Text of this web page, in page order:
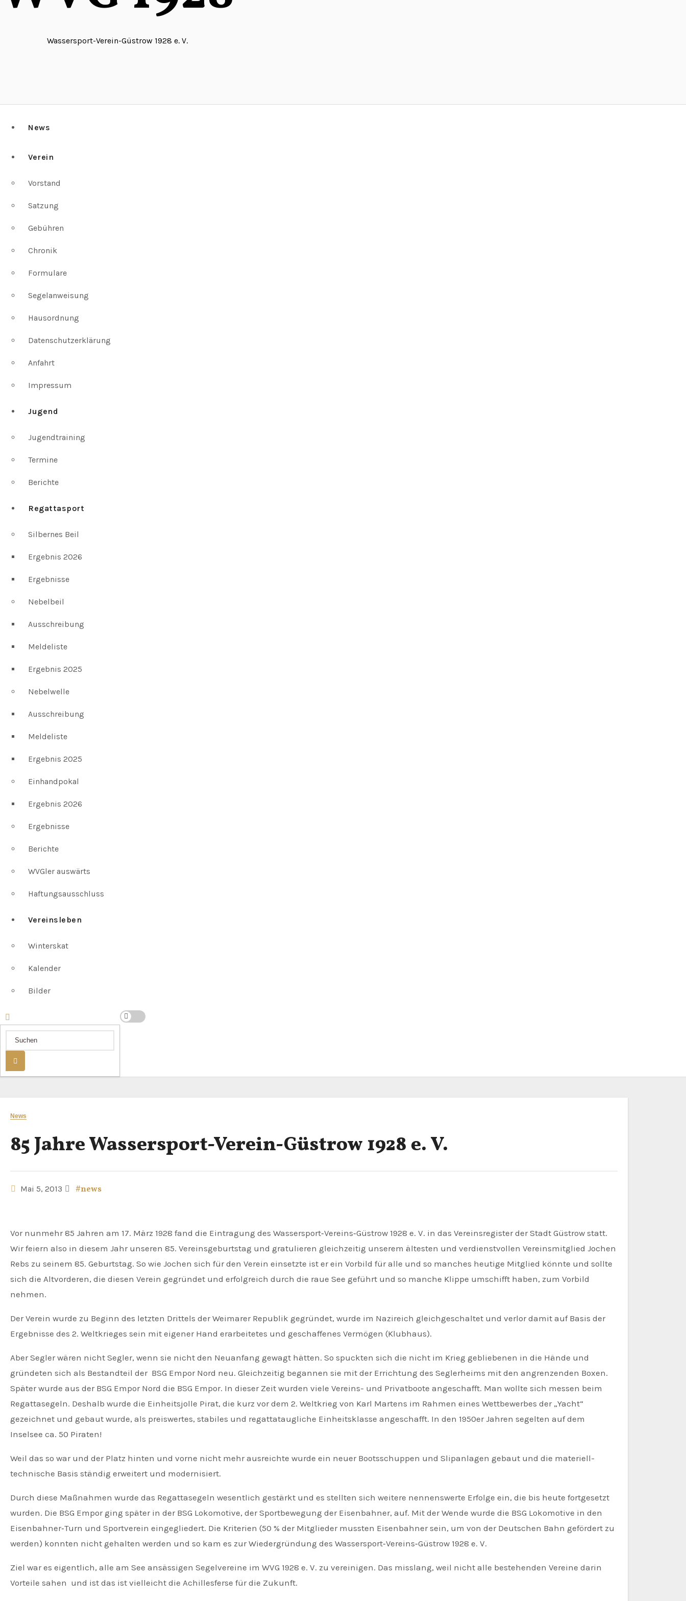
Wassersport-Verein-Güstrow 1928 e. V.
News
Verein
Vorstand
Satzung
Gebühren
Chronik
Formulare
Segelanweisung
Hausordnung
Datenschutzerklärung
Anfahrt
Impressum
Jugend
Jugendtraining
Termine
Berichte
Regattasport
Silbernes Beil
Ergebnis 2026
Ergebnisse
Nebelbeil
Ausschreibung
Meldeliste
Ergebnis 2025
Nebelwelle
Ausschreibung
Meldeliste
Ergebnis 2025
Einhandpokal
Ergebnis 2026
Ergebnisse
Berichte
WVGler auswärts
Haftungsausschluss
Vereinsleben
Winterskat
Kalender
Bilder
News
85 Jahre Wassersport-Verein-Güstrow 1928 e. V.
Mai 5, 2013 #news
Vor nunmehr 85 Jahren am 17. März 1928 fand die Eintragung des Wassersport‑Vereins‑Güstrow 1928 e. V. in das Vereinsregister der Stadt Güstrow statt.
Wir feiern also in diesem Jahr unseren 85. Vereinsgeburtstag und gratulieren gleichzeitig unserem ältesten und verdienstvollen Vereinsmitglied Jochen
Rebs zu seinem 85. Geburtstag. So wie Jochen sich für den Verein einsetzte ist er ein Vorbild für alle und so manches heutige Mitglied könnte und sollte
sich die Altvorderen, die diesen Verein gegründet und erfolgreich durch die raue See geführt und so manche Klippe umschifft haben, zum Vorbild
nehmen.
Der Verein wurde zu Beginn des letzten Drittels der Weimarer Republik gegründet, wurde im Nazireich gleichgeschaltet und verlor damit auf Basis der
Ergebnisse des 2. Weltkrieges sein mit eigener Hand erarbeitetes und geschaffenes Vermögen (Klubhaus).
Aber Segler wären nicht Segler, wenn sie nicht den Neuanfang gewagt hätten. So spuckten sich die nicht im Krieg gebliebenen in die Hände und
gründeten sich als Bestandteil der BSG Empor Nord neu. Gleichzeitig begannen sie mit der Errichtung des Seglerheims mit den angrenzenden Boxen.
Später wurde aus der BSG Empor Nord die BSG Empor. In dieser Zeit wurden viele Vereins- und Privatboote angeschafft. Man wollte sich messen beim
Regattasegeln. Deshalb wurde die Einheitsjolle Pirat, die kurz vor dem 2. Weltkrieg von Karl Martens im Rahmen eines Wettbewerbes der „Yacht“
gezeichnet und gebaut wurde, als preiswertes, stabiles und regattataugliche Einheitsklasse angeschafft. In den 1950er Jahren segelten auf dem
Inselsee ca. 50 Piraten!
Weil das so war und der Platz hinten und vorne nicht mehr ausreichte wurde ein neuer Bootsschuppen und Slipanlagen gebaut und die materiell-
technische Basis ständig erweitert und modernisiert.
Durch diese Maßnahmen wurde das Regattasegeln wesentlich gestärkt und es stellten sich weitere nennenswerte Erfolge ein, die bis heute fortgesetzt
wurden. Die BSG Empor ging später in der BSG Lokomotive, der Sportbewegung der Eisenbahner, auf. Mit der Wende wurde die BSG Lokomotive in den
Eisenbahner‑Turn und Sportverein eingegliedert. Die Kriterien (50 % der Mitglieder mussten Eisenbahner sein, um von der Deutschen Bahn gefördert zu
werden) konnten nicht gehalten werden und so kam es zur Wiedergründung des Wassersport‑Vereins‑Güstrow 1928 e. V.
Ziel war es eigentlich, alle am See ansässigen Segelvereine im WVG 1928 e. V. zu vereinigen. Das misslang, weil nicht alle bestehenden Vereine darin
Vorteile sahen und ist das ist vielleicht die Achillesferse für die Zukunft.